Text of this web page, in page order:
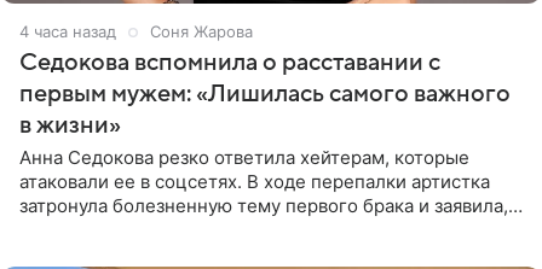
4 часа назад Соня Жарова
Седокова вспомнила о расставании с
первым мужем: «Лишилась самого важного
в жизни»
Анна Седокова резко ответила хейтерам, которые
атаковали ее в соцсетях. В ходе перепалки артистка
затронула болезненную тему первого брака и заявила,